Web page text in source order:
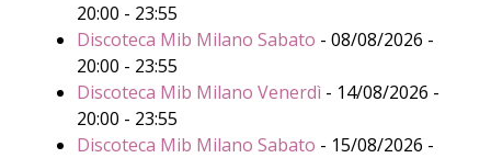
20:00 - 23:55
Discoteca Mib Milano Sabato - 08/08/2026 -
20:00 - 23:55
Discoteca Mib Milano Venerdì - 14/08/2026 -
20:00 - 23:55
Discoteca Mib Milano Sabato - 15/08/2026 -